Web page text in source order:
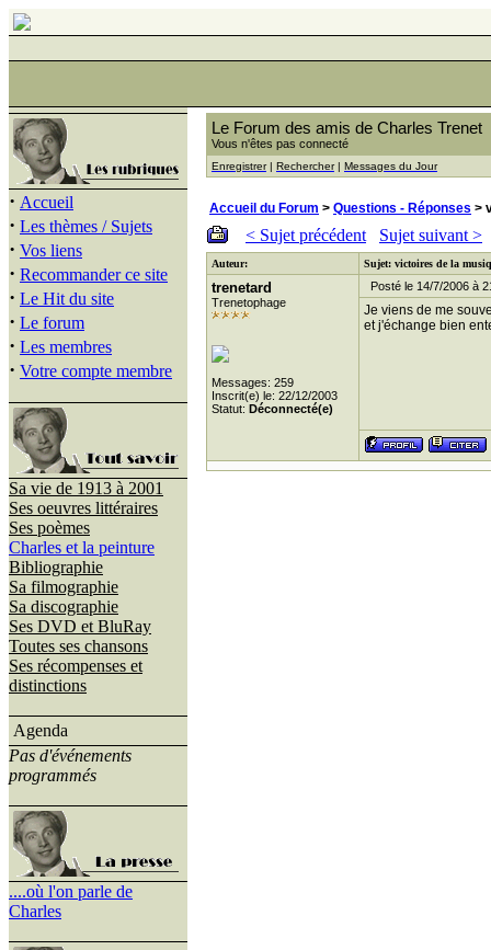
· Accueil
· Les thèmes / Sujets
· Vos liens
· Recommander ce site
· Le Hit du site
· Le forum
· Les membres
· Votre compte membre
Sa vie de 1913 à 2001
Ses oeuvres littéraires
Ses poèmes
Charles et la peinture
Bibliographie
Sa filmographie
Sa discographie
Ses DVD et BluRay
Toutes ses chansons
Ses récompenses et
distinctions
Agenda
Pas d'événements
programmés
....où l'on parle de
Charles
Le Forum des amis de Charles Trenet
Vous n'êtes pas connecté
Enregistrer| Rechercher| Messages du Jour
Accueil du Forum > Questions - Réponses >
< Sujet précédent Sujet suivant >
Auteur: Sujet: victoires de la
trenetard
Trenetophage
Messages: 259
Inscrit(e) le: 22/12/2003
Statut: Déconnecté(e)
Posté le 14/7/2006 à
Je viens de me
et j'échange bien